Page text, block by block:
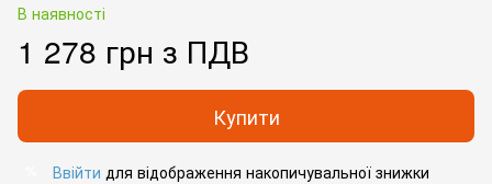
В наявності
1 278 грн з ПДВ
Купити
Ввійти для відображення накопичувальної знижки